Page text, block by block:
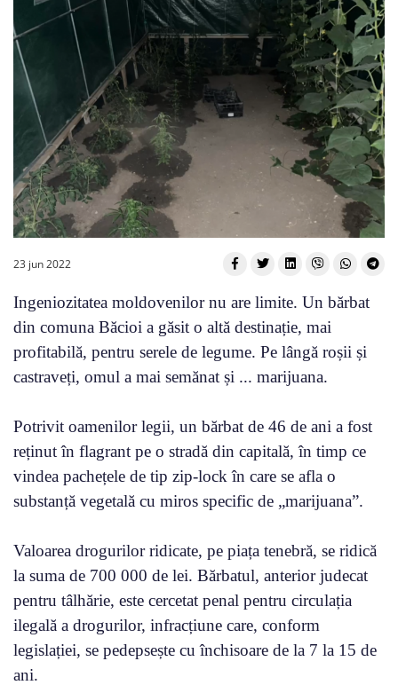
23 jun 2022
Ingeniozitatea moldovenilor nu are limite. Un bărbat
din comuna Băcioi a găsit o altă destinație, mai
profitabilă, pentru serele de legume. Pe lângă roșii și
castraveți, omul a mai semănat și ... marijuana.
Potrivit oamenilor legii, un bărbat de 46 de ani a fost
reținut în flagrant pe o stradă din capitală, în timp ce
vindea pachețele de tip zip-lock în care se afla o
substanță vegetală cu miros specific de „marijuana”.
Valoarea drogurilor ridicate, pe piața tenebră, se ridică
la suma de 700 000 de lei. Bărbatul, anterior judecat
pentru tâlhărie, este cercetat penal pentru circulația
ilegală a drogurilor, infracțiune care, conform
legislației, se pedepsește cu închisoare de la 7 la 15 de
ani.